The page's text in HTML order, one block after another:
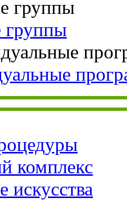
группы
комплекс
искусства